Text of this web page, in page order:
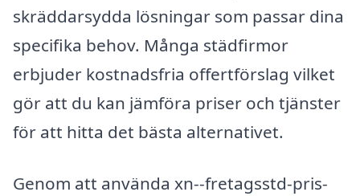
skräddarsydda lösningar som passar dina
specifika behov. Många städfirmor
erbjuder kostnadsfria offertförslag vilket
gör att du kan jämföra priser och tjänster
för att hitta det bästa alternativet.
Genom att använda xn--fretagsstd-pris-